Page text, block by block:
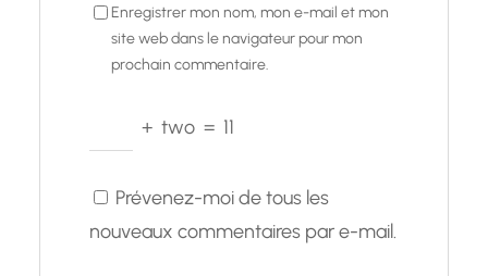
Enregistrer mon nom, mon e-mail et mon
site web dans le navigateur pour mon
prochain commentaire.
+ two = 11
Prévenez-moi de tous les
nouveaux commentaires par e-mail.